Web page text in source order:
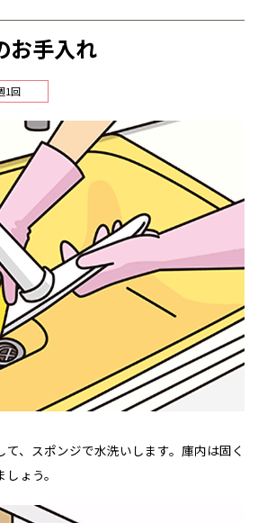
お手入れ
1回
て、スポンジで水洗いします。庫内は固く
ょう。